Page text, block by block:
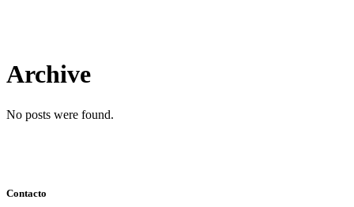
Archive
No posts were found.
Contacto